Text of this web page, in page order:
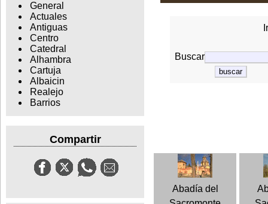
General
Actuales
Antiguas
Centro
Catedral
Alhambra
Cartuja
Albaicin
Realejo
Barrios
Compartir
Buscar
Abadía del